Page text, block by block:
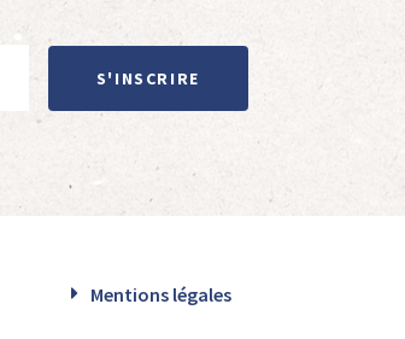
S'INSCRIRE
Mentions légales